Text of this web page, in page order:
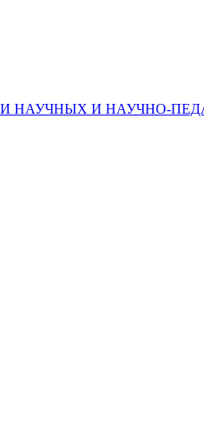
И НАУЧНО-